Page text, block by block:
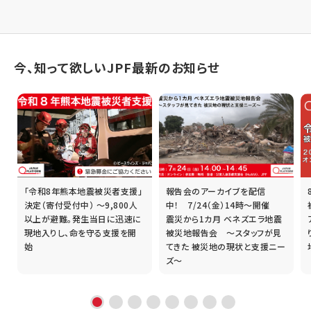
今、知って欲しいJPF最新のお知らせ
「令和8年熊本地震被災者支援」
決定（寄付受付中） ～9,800人
以上が避難。発生当日に迅速に
現地入りし、命を守る支援を開
始
報告会のアーカイブを配信
中！ 7/24（金）14時～開催
震災から1カ月 ベネズエラ地震
被災地報告会 ～スタッフが見
てきた 被災地の現状と支援ニー
ズ～